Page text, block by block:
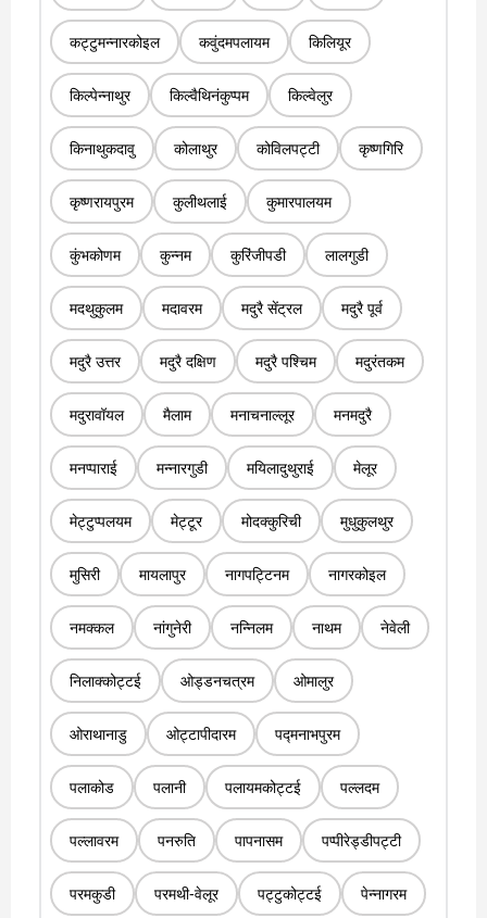
कट्टुमन्नारकोइल कवुंदमपलायम किलियूर
किल्पेन्नाथुर किल्वैथिनंकुप्पम किल्वेलुर
किनाथुकदावु कोलाथुर कोविलपट्टी कृष्णगिरि
कृष्णरायपुरम कुलीथलाई कुमारपालयम
कुंभकोणम कुन्नम कुरिंजीपडी लालगुडी
मदथुकुलम मदावरम मदुरै सेंट्रल मदुरै पूर्व
मदुरै उत्तर मदुरै दक्षिण मदुरै पश्चिम मदुरंतकम
मदुरावॉयल मैलाम मनाचनाल्लूर मनमदुरै
मनप्पाराई मन्नारगुडी मयिलादुथुराई मेलूर
मेट्टुप्पलयम मेट्टूर मोदक्कुरिची मुधुकुलथुर
मुसिरी मायलापुर नागपट्टिनम नागरकोइल
नमक्कल नांगुनेरी नन्निलम नाथम नेवेली
निलाक्कोट्टई ओड्डनचत्रम ओमालुर
ओराथानाडु ओट्टापीदारम पद्मनाभपुरम
पलाकोड पलानी पलायमकोट्टई पल्लदम
पल्लावरम पनरुति पापनासम पप्पीरेड्डीपट्टी
परमकुडी परमथी-वेलूर पट्टुकोट्टई पेन्नागरम